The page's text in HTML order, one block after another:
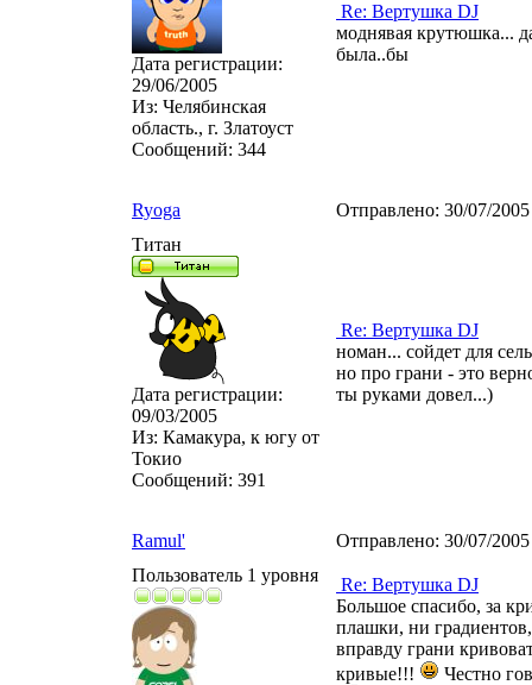
Дата регистрации:
29/06/2005
Из: Челябинская
область., г. Златоуст
Сообщений: 344
Re: Вертушка DJ
моднявая крутюшка...
была..бы
Ryoga Отправлено: 30/07/
Титан
Дата регистрации:
09/03/2005
Из: Камакура, к югу от
Токио
Сообщений: 391
Re: Вертушка DJ
номан... сойдет для
но про грани - это
ты руками довел...)
Ramul' Отправлено: 30/07/
Пользователь 1 уровня
Re: Вертушка DJ
Большое спасибо, за
плашки, ни
вправду грани
кривые!!!
Честно